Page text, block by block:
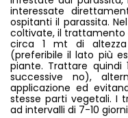
interessate
ospitanti il parassita.
coltivate, il trattamento
circa 1 mt di
(preferibile il lato più
piante. Trattare
successive no),
applicazione ed
stesse parti vegetali. I
ad intervalli di 7-10